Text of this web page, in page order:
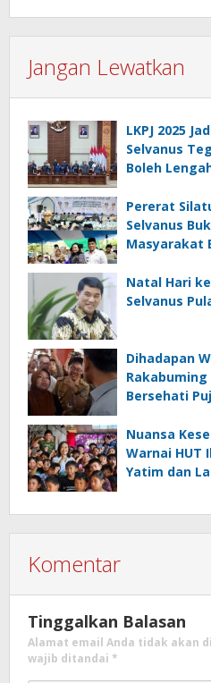
Jangan Lewatkan
LKPJ 2025
Selvanus
Boleh
Pererat
Selvanus
Masyarakat
Natal Hari
Selvanus
Dihadapan
Rakabuming
Bersehati
Nuansa
Warnai HUT
Yatim dan
Komentar
Tinggalkan Balasan
Alamat email Anda tidak akan
wajib ditandai *